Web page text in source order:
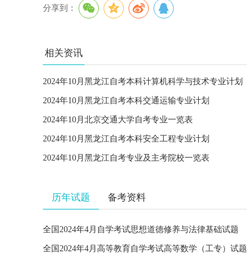
分享到：
相关资讯
2024年10月黑龙江自考本科计算机科学与技术专业计划
2024年10月黑龙江自考本科交通运输专业计划
2024年10月北京交通大学自考专业一览表
2024年10月黑龙江自考本科安全工程专业计划
2024年10月黑龙江自考专业及主考院校一览表
历年试题 备考资料
全国2024年4月自学考试思想道德修养与法律基础试题
全国2024年4月高等教育自学考试高等数学（工专）试题